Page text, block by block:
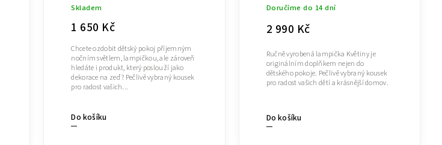
Skladem
1 650 Kč
Do košíku
Chcete ozdobit dětský pokoj příjemným
nočním světlem, lampičkou, ale zároveň
hledáte i produkt, který poslouží jako
dekorace na zeď ? Pečlivě vybraný kousek
pro radost vašich...
Doručíme do 14 dní
2 990 Kč
Do košíku
Ručně vyrobená lampička Květiny je
originálním doplňkem nejen do
dětského pokoje. Pečlivě vybraný kousek
pro radost vašich dětí a krásnější domov.